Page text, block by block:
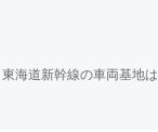
東海道新幹線の車両基地